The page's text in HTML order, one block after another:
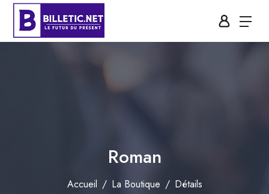
Roman
Accueil La Boutique Détails